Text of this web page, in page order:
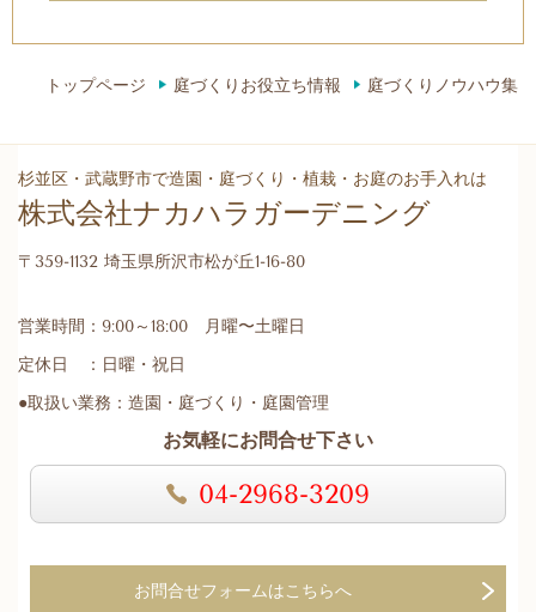
トップページ 庭づくりお役立ち情報 庭づくりノウハウ集
杉並区・武蔵野市で造園・庭づくり・植栽・お庭のお手入れは
株式会社ナカハラガーデニング
〒359-1132 埼玉県所沢市松が丘1-16-80
営業時間：9:00～18:00 月曜〜土曜日
定休日 ：日曜・祝日
●取扱い業務：造園・庭づくり・庭園管理
お気軽にお問合せ下さい
04-2968-3209
お問合せフォームはこちらへ